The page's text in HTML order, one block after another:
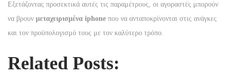
Εξετάζοντας προσεκτικά αυτές τις παραμέτρους, οι αγοραστές μπορούν
να βρουν μεταχειρισμένα iphone που να ανταποκρίνονται στις ανάγκες
και τον προϋπολογισμό τους με τον καλύτερο τρόπο.
Related Posts: